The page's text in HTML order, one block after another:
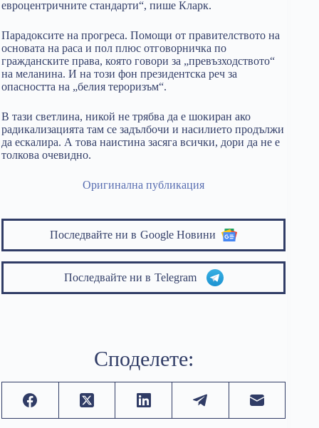
евроцентричните стандарти“, пише Кларк.
Парадоксите на прогреса. Помощи от правителството на
основата на раса и пол плюс отговорничка по
гражданските права, която говори за „превъзходството“
на меланина. И на този фон президентска реч за
опасността на „белия тероризъм“.
В тази светлина, никой не трябва да е шокиран ако
радикализацията там се задълбочи и насилието продължи
да ескалира. А това наистина засяга всички, дори да не е
толкова очевидно.
Оригинална публикация
Последвайте ни в Google Новини
Последвайте ни в Telegram
Споделете: